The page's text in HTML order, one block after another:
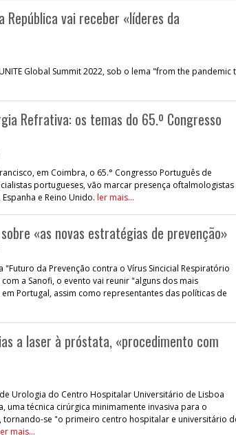
República vai receber «líderes da
Global Summit 2022, sob o lema "from the pandemic
Refrativa: os temas do 65.º Congresso
em Coimbra, o 65.° Congresso Português de
portugueses, vão marcar presença oftalmologistas
e Reino Unido. ler mais...
«as novas estratégias de prevenção»
da Prevenção contra o Vírus Sincicial Respiratório
a Sanofi, o evento vai reunir "alguns dos mais
Portugal, assim como representantes das políticas de
a laser à próstata, «procedimento com
Urologia do Centro Hospitalar Universitário de Lisboa
uma técnica cirúrgica minimamente invasiva para o
se "o primeiro centro hospitalar e universitário
mais...